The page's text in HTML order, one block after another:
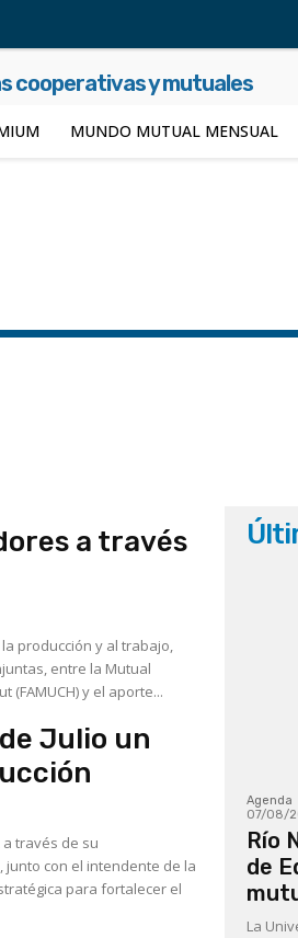
cooperativas y mutuales
MUNDO MUTUAL MENSUAL
a través
producción y al trabajo,
(FAMUCH) y el aporte...
Julio un
a través de su
junto con el intendente de la
para fortalecer el
Agenda
07/08/
Río
de
La